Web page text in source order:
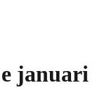
januari